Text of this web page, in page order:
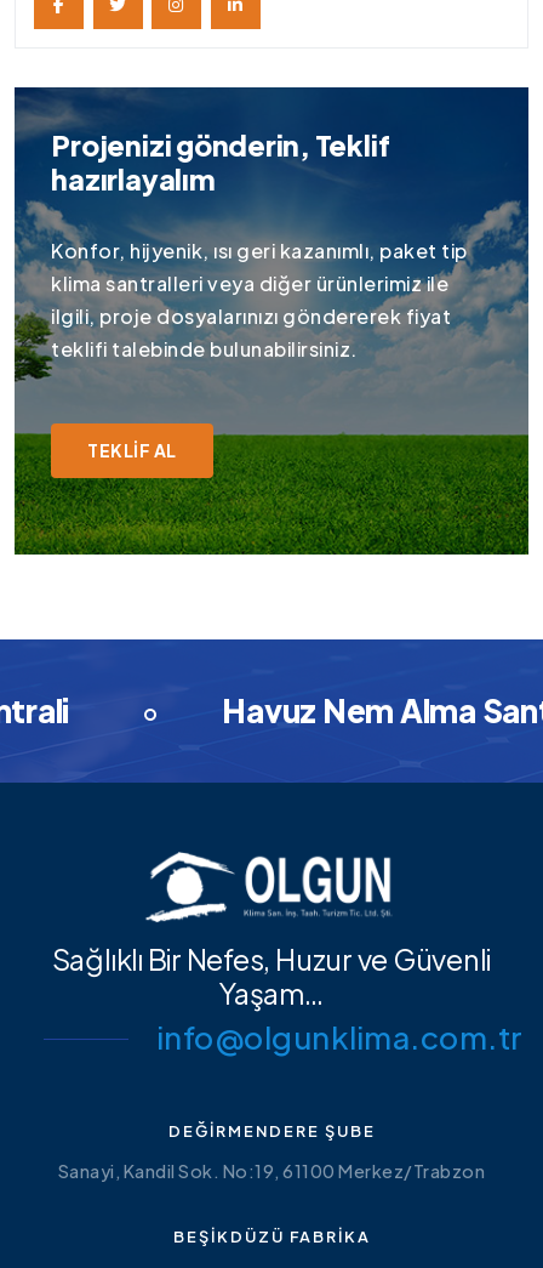
Projenizi gönderin, Teklif
hazırlayalım
Konfor, hijyenik, ısı geri kazanımlı, paket tip
klima santralleri veya diğer ürünlerimiz ile
ilgili, proje dosyalarınızı göndererek fiyat
teklifi talebinde bulunabilirsiniz.
TEKLIF AL
Havuz Nem Alma
Sağlıklı Bir Nefes, Huzur ve Güvenli
Yaşam…
info@olgunklima.com.tr
DEĞIRMENDERE ŞUBE
Sanayi, Kandil Sok. No:19, 61100 Merkez/Trabzon
BEŞIKDÜZÜ FABRIKA